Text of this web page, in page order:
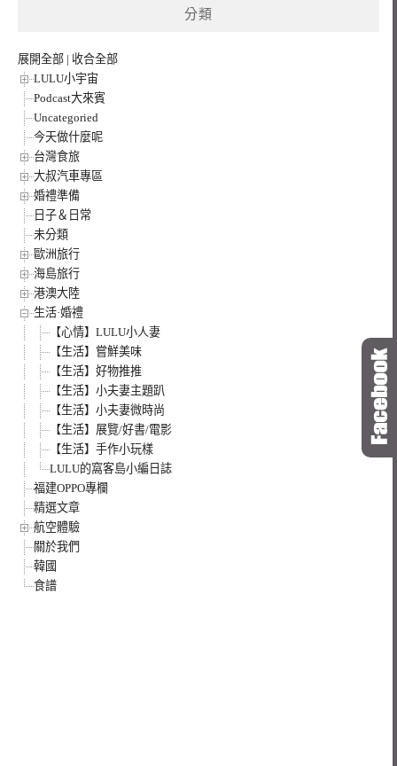
分類
展開全部 | 收合全部
LULU小宇宙
Podcast大來賓
Uncategoried
今天做什麼呢
台灣食旅
大叔汽車專區
婚禮準備
日子＆日常
未分類
歐洲旅行
海島旅行
港澳大陸
生活·婚禮
【心情】LULU小人妻
【生活】嘗鮮美味
【生活】好物推推
【生活】小夫妻主題趴
【生活】小夫妻微時尚
【生活】展覽/好書/電影
【生活】手作小玩樣
LULU的窩客島小編日誌
福建OPPO專欄
精選文章
航空體驗
關於我們
韓國
食譜